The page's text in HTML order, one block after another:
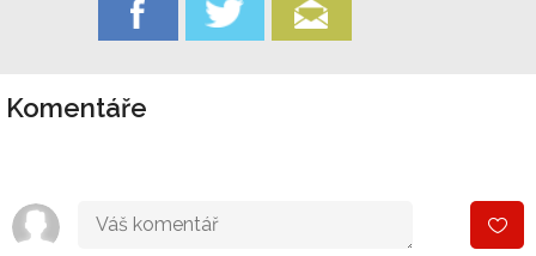
Komentáře